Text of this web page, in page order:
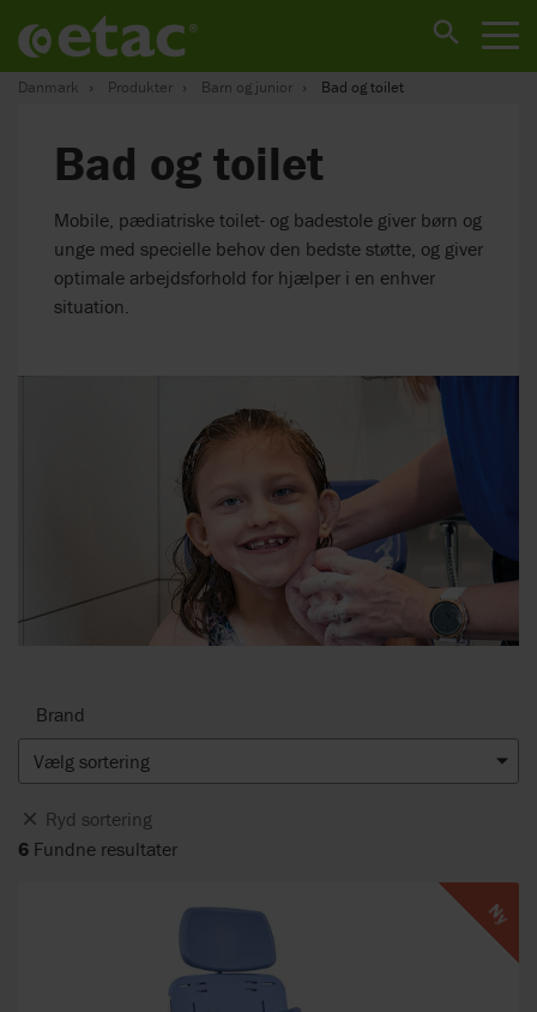
Danmark Produkter Barn og junior Bad og toilet
Bad og toilet
Mobile, pædiatriske toilet- og badestole giver børn og
unge med specielle behov den bedste støtte, og giver
optimale arbejdsforhold for hjælper i en enhver
situation.
Brand
Vælg sortering
Ryd sortering
6 Fundne resultater
Ny